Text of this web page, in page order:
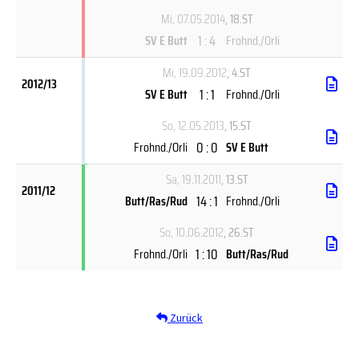
Mi, 07.05.2014, 18.ST
SV E Butt 1 : 4 Frohnd./Orli
2012/13
Mi, 19.09.2012, 4.ST
SV E Butt
1 : 1
Frohnd./Orli
So, 12.05.2013, 15.ST
Frohnd./Orli 0 : 0 SV E Butt
2011/12
Sa, 19.11.2011, 13.ST
Butt/Ras/Rud 14 : 1 Frohnd./Orli
So, 10.06.2012, 26.ST
Frohnd./Orli 1 : 10 Butt/Ras/Rud
Zurück